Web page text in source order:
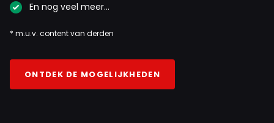
En nog veel meer…
* m.u.v. content van derden
ONTDEK DE MOGELIJKHEDEN